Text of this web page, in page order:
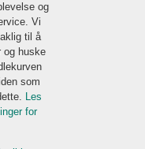
og
Vi
til å
og huske
som
Les
for